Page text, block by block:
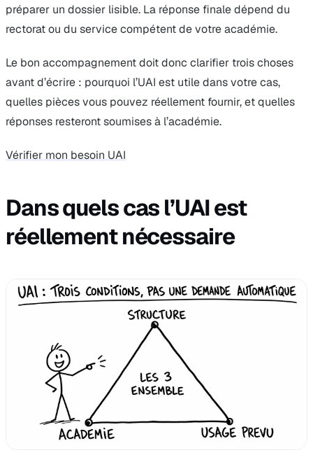
préparer un dossier lisible. La réponse finale dépend du
rectorat ou du service compétent de votre académie.
Le bon accompagnement doit donc clarifier trois choses
avant d’écrire : pourquoi l’UAI est utile dans votre cas,
quelles pièces vous pouvez réellement fournir, et quelles
réponses resteront soumises à l’académie.
Vérifier mon besoin UAI
Dans quels cas l’UAI est
réellement nécessaire